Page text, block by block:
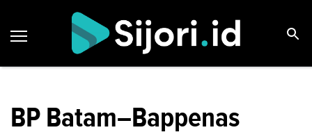
BP Batam–Bappenas